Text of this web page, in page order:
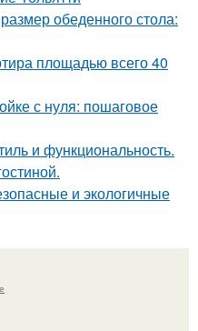
обеденного стола:
площадью всего 40
с нуля: пошаговое
и функциональность.
и экологичные